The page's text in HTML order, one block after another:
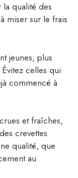
la qualité des
miser sur le frais
jeunes, plus
celles qui
commencé à
et fraîches,
crevettes
qualité, que
au